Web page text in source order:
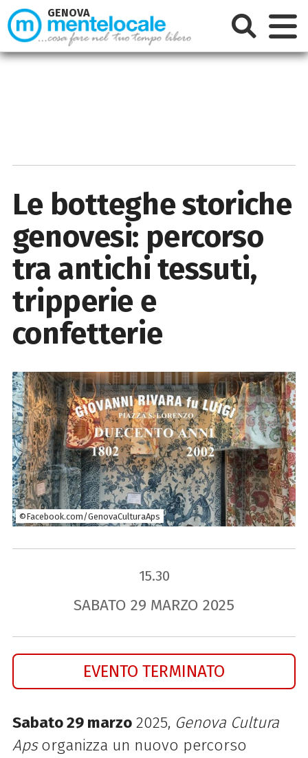
Le botteghe storiche
genovesi: percorso
tra antichi tessuti,
tripperie e
confetterie
©Facebook.com/GenovaCulturaAps
15.30
SABATO 29 MARZO 2025
EVENTO TERMINATO
Sabato 29 marzo2025, Genova Cultura
Apsorganizza un nuovo percorso
GENOVA